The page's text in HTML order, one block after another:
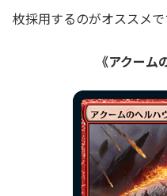
枚採用するのがオススメで
《アクーム